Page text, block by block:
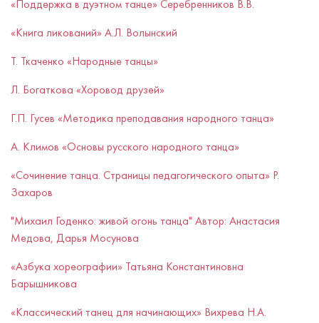
«Поддержка в дуэтном танце» Серебренников В.В.
«Книга ликований» А.Л. Волынский
Т. Ткаченко «Народные танцы»
Л. Богаткова «Хоровод друзей»
Г.П. Гусев «Методика преподавания народного танца»
А. Климов «Основы русского народного танца»
«Сочинение танца. Страницы педагогического опыта» Р.
Захаров
"Михаил Годенко: живой огонь танца" Автор: Анастасия
Медова, Дарья Мосунова
«Азбука хореографии» Татьяна Константиновна
Барышникова
«Классический танец для начинающих» Вихрева Н.А.